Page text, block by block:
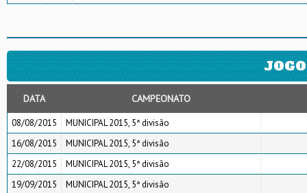
DATA CAMPEONATO
08/08/2015
MUNICIPAL 2015, 5ª divisão
16/08/2015
MUNICIPAL 2015, 5ª divisão
22/08/2015
MUNICIPAL 2015, 5ª divisão
19/09/2015
MUNICIPAL 2015, 5ª divisão